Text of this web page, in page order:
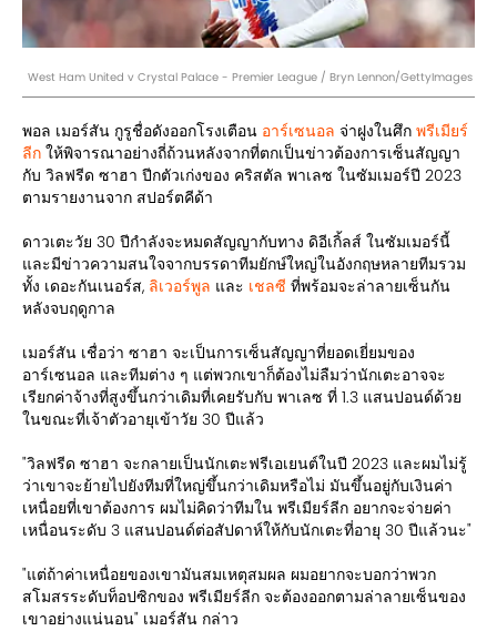
West Ham United v Crystal Palace - Premier League / Bryn Lennon/GettyImages
พอล เมอร์สัน กูรูชื่อดังออกโรงเตือน อาร์เซนอล จ่าฝูงในศึก พรีเมียร์
ลีก ให้พิจารณาอย่างถี่ถ้วนหลังจากที่ตกเป็นข่าวต้องการเซ็นสัญญา
กับ วิลฟรีด ซาฮา ปีกตัวเก่งของ คริสตัล พาเลซ ในซัมเมอร์ปี 2023
ตามรายงานจาก สปอร์ตคีด้า
ดาวเตะวัย 30 ปีกำลังจะหมดสัญญากับทาง ดิอีเกิ้ลส์ ในซัมเมอร์นี้
และมีข่าวความสนใจจากบรรดาทีมยักษ์ใหญ่ในอังกฤษหลายทีมรวม
ทั้ง เดอะกันเนอร์ส, ลิเวอร์พูล และ เชลซี ที่พร้อมจะล่าลายเซ็นกัน
หลังจบฤดูกาล
เมอร์สัน เชื่อว่า ซาฮา จะเป็นการเซ็นสัญญาที่ยอดเยี่ยมของ
อาร์เซนอล และทีมต่าง ๆ แต่พวกเขาก็ต้องไม่ลืมว่านักเตะอาจจะ
เรียกค่าจ้างที่สูงขึ้นกว่าเดิมที่เคยรับกับ พาเลซ ที่ 1.3 แสนปอนด์ด้วย
ในขณะที่เจ้าตัวอายุเข้าวัย 30 ปีแล้ว
"วิลฟรีด ซาฮา จะกลายเป็นนักเตะฟรีเอเยนต์ในปี 2023 และผมไม่รู้
ว่าเขาจะย้ายไปยังทีมที่ใหญ่ขึ้นกว่าเดิมหรือไม่ มันขึ้นอยู่กับเงินค่า
เหนื่อยที่เขาต้องการ ผมไม่คิดว่าทีมใน พรีเมียร์ลีก อยากจะจ่ายค่า
เหนื่อนระดับ 3 แสนปอนด์ต่อสัปดาห์ให้กับนักเตะที่อายุ 30 ปีแล้วนะ"
"แต่ถ้าค่าเหนื่อยของเขามันสมเหตุสมผล ผมอยากจะบอกว่าพวก
สโมสรระดับท็อปซิกของ พรีเมียร์ลีก จะต้องออกตามล่าลายเซ็นของ
เขาอย่างแน่นอน" เมอร์สัน กล่าว